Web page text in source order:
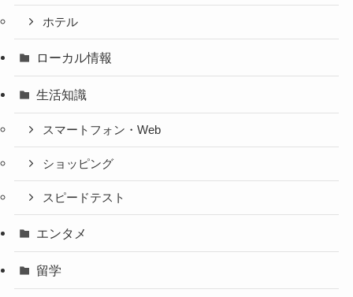
ホテル
ローカル情報
生活知識
スマートフォン・Web
ショッピング
スピードテスト
エンタメ
留学